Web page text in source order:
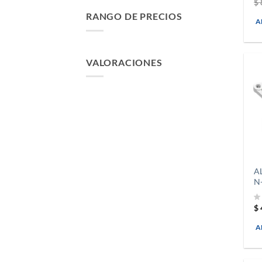
RANGO DE PRECIOS
VALORACIONES
$